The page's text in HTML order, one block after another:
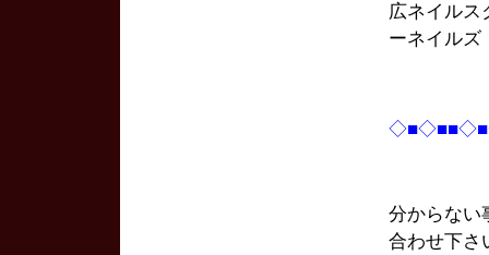
広ネイルス
ーネイルズ
分からない
合わせ下さ